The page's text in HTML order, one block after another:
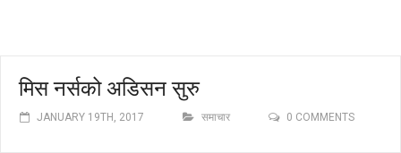
मिस नर्सको अडिसन सुरु
JANUARY 19TH, 2017 समाचार 0 COMMENTS